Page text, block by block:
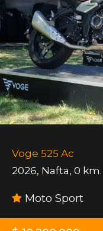
Voge 525 Ac
2026, Nafta, 0 km.
Moto Sport